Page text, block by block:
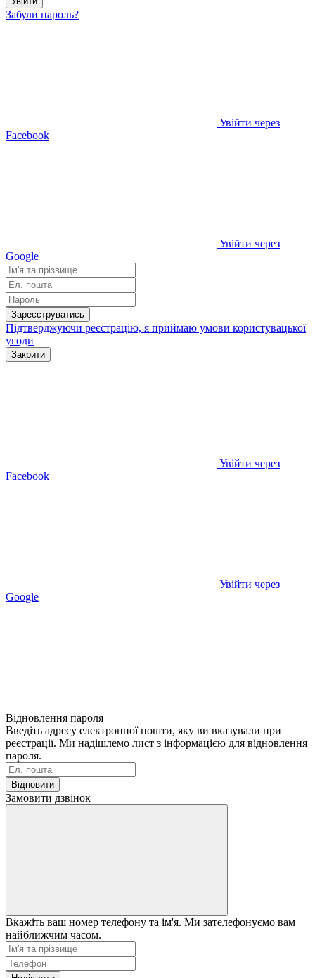
Забули пароль?
Увійти через
Facebook
Увійти через
Google
Зареєструватись
Підтверджуючи реєстрацію, я приймаю умови користувацької
угоди
Закрити
Увійти через
Facebook
Увійти через
Google
Відновлення пароля
Введіть адресу електронної пошти, яку ви вказували при
реєстрації. Ми надішлемо лист з інформацією для відновлення
пароля.
Відновити
Замовити дзвінок
Вкажіть ваш номер телефону та ім'я. Ми зателефонуємо вам
найближчим часом.